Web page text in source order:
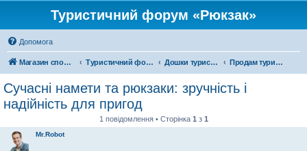
Туристичний форум «Рюкзак»
Допомога
Магазин спорядження Туристичний форум «Рюкзак» Дошки туристичних оголошень Продам туристичне спорядження
Сучасні намети та рюкзаки: зручність і
надійність для пригод
1 повідомлення • Сторінка 1 з 1
Mr.Robot